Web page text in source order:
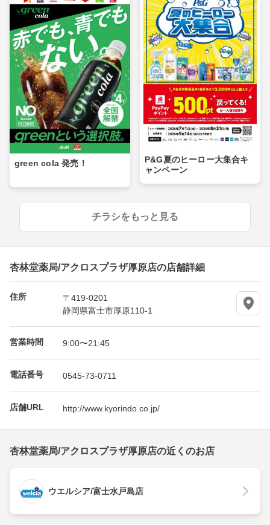
green cola 発売！
P&G夏のヒーロー大集合キ
ャンペーン
チラシをもっと見る
杏林堂薬局/アクロスプラザ厚原店の店舗詳細
住所
〒419-0201
静岡県富士市厚原110-1
営業時間 9:00〜21:45
電話番号 0545-73-0711
店舗URL http://www.kyorindo.co.jp/
杏林堂薬局/アクロスプラザ厚原店の近くのお店
ウエルシア/富士水戸島店